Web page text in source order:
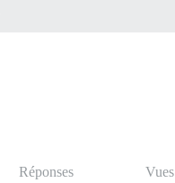
Réponses Vues